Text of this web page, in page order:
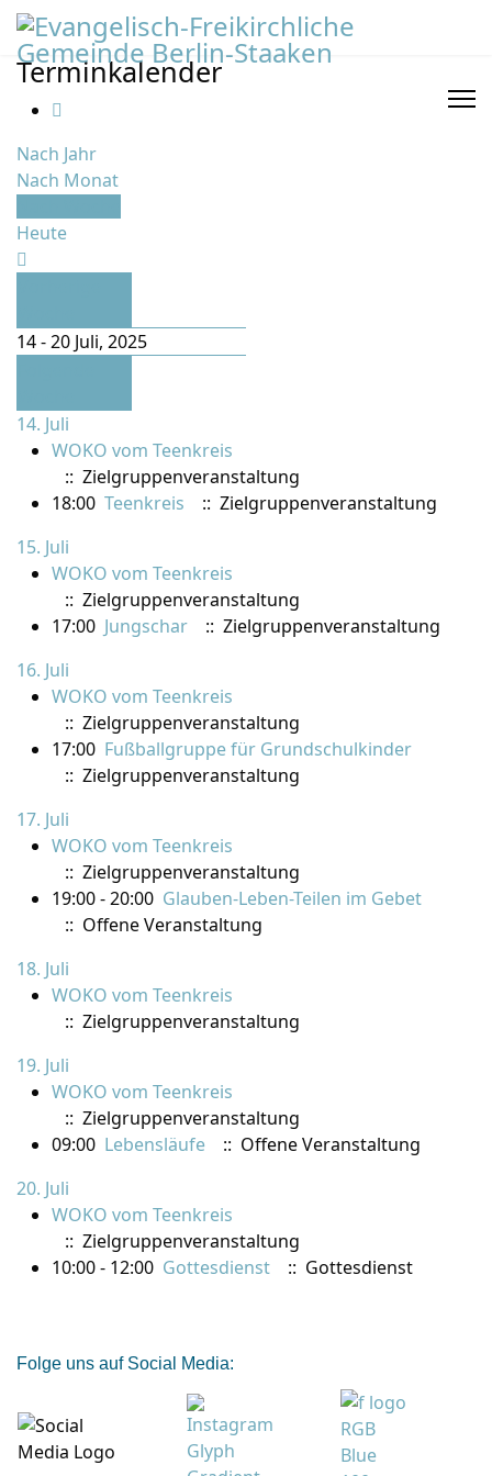
Terminkalender
Nach Jahr
Nach Monat
Heute
14 - 20 Juli, 2025
14. Juli
WOKO vom Teenkreis
:: Zielgruppenveranstaltung
18:00 Teenkreis
:: Zielgruppenveranstaltung
15. Juli
WOKO vom Teenkreis
:: Zielgruppenveranstaltung
17:00 Jungschar
:: Zielgruppenveranstaltung
16. Juli
WOKO vom Teenkreis
:: Zielgruppenveranstaltung
17:00 Fußballgruppe für Grundschulkinder
:: Zielgruppenveranstaltung
17. Juli
WOKO vom Teenkreis
:: Zielgruppenveranstaltung
19:00 - 20:00 Glauben-Leben-Teilen im Gebet
:: Offene Veranstaltung
18. Juli
WOKO vom Teenkreis
:: Zielgruppenveranstaltung
19. Juli
WOKO vom Teenkreis
:: Zielgruppenveranstaltung
09:00 Lebensläufe
:: Offene Veranstaltung
20. Juli
WOKO vom Teenkreis
:: Zielgruppenveranstaltung
10:00 - 12:00 Gottesdienst :: Gottesdienst
Folge uns auf Social Media: